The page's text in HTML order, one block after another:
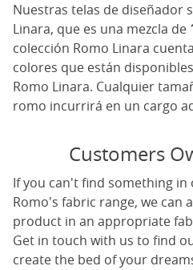
Nuestras telas de diseñador
Linara, que es una mezcla de
colección Romo Linara
colores que están
Romo Linara. Cualquier
romo incurrirá en un cargo
Customers
If you can't find something
Romo's fabric range, we can
product in an appropriate
Get in touch with us to find
create the bed of your